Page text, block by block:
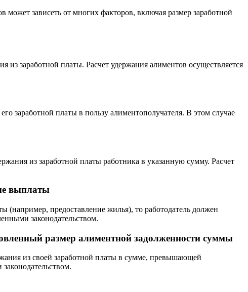
зависеть от многих факторов, включая размер заработной
из заработной платы. Расчет удержания алиментов осуществляется
заработной платы в пользу алиментополучателя. В этом случае
из заработной платы работника в указанную сумму. Расчет
выплаты
предоставление жилья), то работодатель должен
законодательством.
размер алиментной задолженности суммы
из своей заработной платы в сумме, превышающей